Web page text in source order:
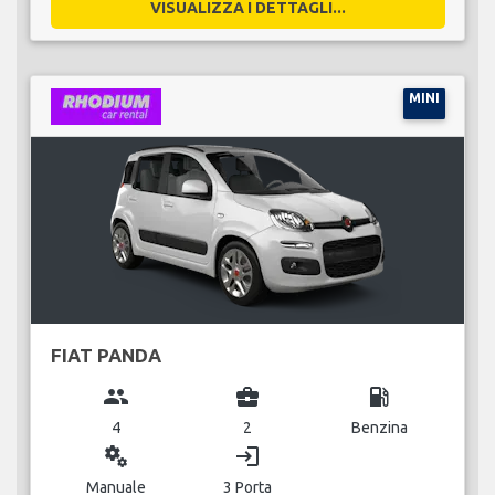
VISUALIZZA I DETTAGLI...
MINI
FIAT PANDA
group
4
business_center
2
local_gas_station
Benzina
miscellaneous_services
Manuale
login
3 Porta